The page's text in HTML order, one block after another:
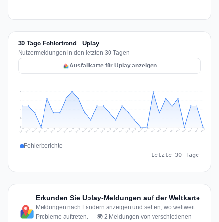
30-Tage-Fehlertrend - Uplay
Nutzermeldungen in den letzten 30 Tagen
Ausfallkarte für Uplay anzeigen
1
3
4
5
Jul 11 Jul 12 Jul 13 Jul 14 Jul 15 Jul 16 Jul 17 Jul 18 Jul 19 Jul 20 Jul 21 Jul 22 Jul 23 Jul 24 Jul 25 Jul 26 Jul 27 Jul 28 Jul 29 Jul 30 Jul 31 Aug 1 Aug 2 Aug 3 Aug 4 Aug 5 Aug 6 Aug 7 Aug 8 Aug 9
Fehlerberichte
Letzte 30 Tage
Erkunden Sie Uplay-Meldungen auf der Weltkarte
Meldungen nach Ländern anzeigen und sehen, wo weltweit
Probleme auftreten. — 🌍 2 Meldungen von verschiedenen